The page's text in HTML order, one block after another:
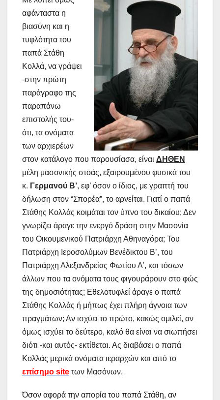
αφάνταστα η
βιασύνη και η
τυφλότητα του
παπά Στάθη
Κολλά, να γράψει
-στην πρώτη
παράγραφο της
παραπάνω
επιστολής του-
ότι, τα ονόματα
των αρχιερέων
στον κατάλογο που παρουσίασα, είναι ΔΗΘΕΝ
μέλη μασονικής στοάς, εξαιρουμένου φυσικά του
κ. Γερμανού Β’, εφ’ όσον ο ίδιος, με γραπτή του
δήλωση στον “Σπορέα”, το αρνείται. Γιατί ο παπά
Στάθης Κολλάς κοιμάται τον ύπνο του δικαίου; Δεν
γνωρίζει άραγε την ενεργό δράση στην Μασονία
του Οικουμενικού Πατριάρχη Αθηναγόρα; Του
Πατριάρχη Ιεροσολύμων Βενέδικτου Β’, του
Πατριάρχη Αλεξανδρείας Φωτίου Α’, και τόσων
άλλων που τα ονόματα τους φιγουράρουν στο φώς
της δημοσιότητας; Εθελοτυφλεί άραγε ο παπά
Στάθης Κολλάς ή μήπως έχει πλήρη άγνοια των
πραγμάτων; Αν ισχύει το πρώτο, κακώς ομιλεί, αν
όμως ισχύει το δεύτερο, καλό θα είναι να σιωπήσει
διότι -και αυτός- εκτίθεται. Ας διαβάσει ο παπά
Κολλάς μερικά ονόματα ιεραρχών και από το
επίσημο site των Μασόνων.
Όσον αφορά την απορία του παπά Στάθη, αν